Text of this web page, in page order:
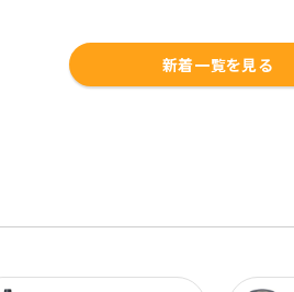
新着一覧を見る